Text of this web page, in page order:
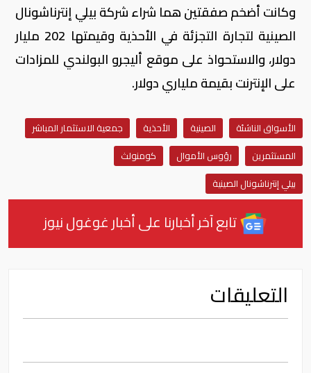
وكانت أضخم صفقتين هما شراء شركة بيلي إنترناشونال
الصينية لتجارة التجزئة في الأحذية وقيمتها 202 مليار
دولار، والاستحواذ على موقع أليجرو البولندي للمزادات
على الإنترنت بقيمة ملياري دولار.
الأسواق الناشئة الصينية الأحذية
جمعية الاستثمار المباشر
المستثمرين
رؤوس الأموال
كومنولث
بيلي إنترناشونال الصينية
تابع آخر أخبارنا على أخبار غوغول نيوز
التعليقات